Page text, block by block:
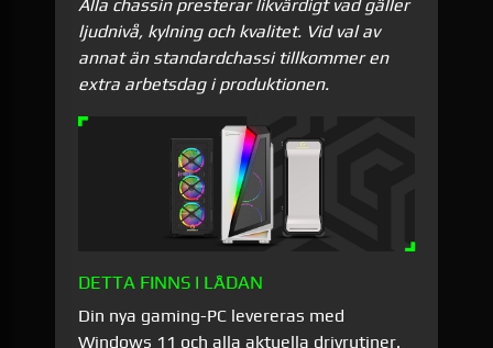
Alla chassin presterar likvärdigt vad gäller
ljudnivå, kylning och kvalitet. Vid val av
annat än standardchassi tillkommer en
extra arbetsdag i produktionen.
DETTA FINNS I LÅDAN
Din nya gaming-PC levereras med
Windows 11 och alla aktuella drivrutiner.